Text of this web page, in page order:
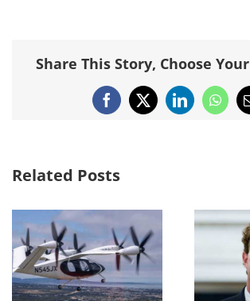
Share This Story, Choose
Facebook
X LinkedIn
Related Posts